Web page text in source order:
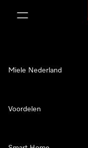
Miele Nederland
Voordelen